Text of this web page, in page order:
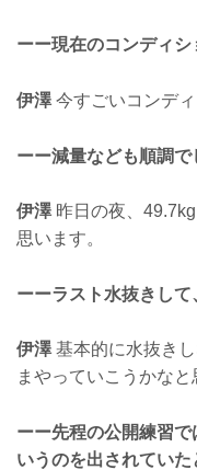
ーー現在のコンディ
伊澤今すごいコンディ
ーー減量なども順調で
伊澤昨日の夜、
思います。
ーーラスト水抜きし
伊澤基本的に水抜き
まやっていこうかなと
ーー先程の公開練習
いうのを出されてい